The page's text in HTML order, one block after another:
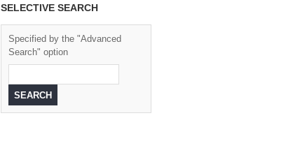
SELECTIVE SEARCH
Specified by the "Advanced
Search" option